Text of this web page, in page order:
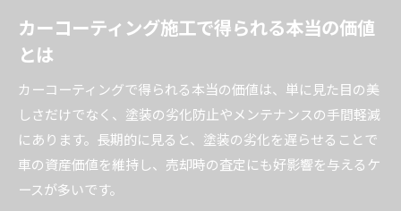
カーコーティング施工で得られる本当の価値
とは
カーコーティングで得られる本当の価値は、単に見た目の美
しさだけでなく、塗装の劣化防止やメンテナンスの手間軽減
にあります。長期的に見ると、塗装の劣化を遅らせることで
車の資産価値を維持し、売却時の査定にも好影響を与えるケ
ースが多いです。